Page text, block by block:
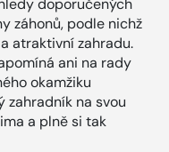
doporučených
záhonů, podle nichž
atraktivní zahradu.
ani na rady
okamžiku
zahradník na svou
a plně si tak